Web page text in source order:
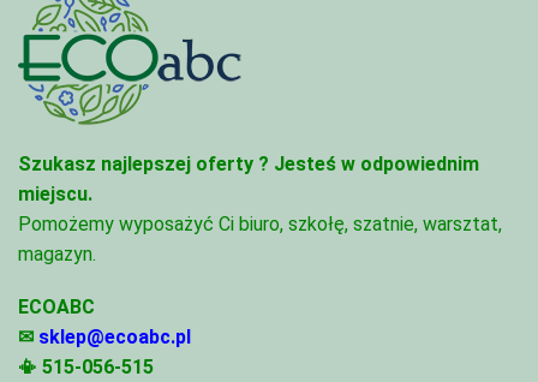
Szukasz najlepszej oferty ? Jesteś w odpowiednim
miejscu.
Pomożemy wyposażyć Ci biuro, szkołę, szatnie, warsztat,
magazyn.
ECOABC
✉ sklep@ecoabc.pl
📳 515-056-515